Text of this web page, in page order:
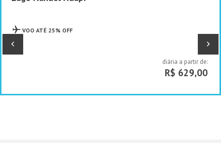
VOO ATÉ 25% OFF
diária a partir de:
R$ 629,00
‹ ›